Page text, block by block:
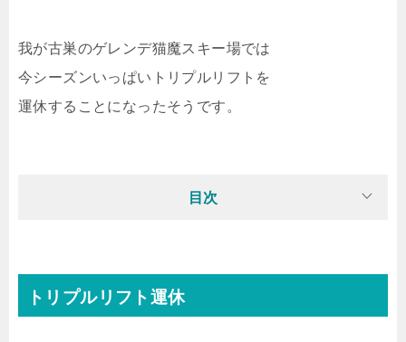
我が古巣のゲレンデ猫魔スキー場では
今シーズンいっぱいトリプルリフトを
運休することになったそうです。
目次
トリプルリフト運休